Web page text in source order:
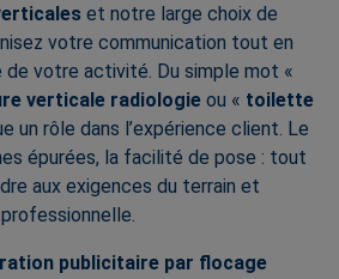
et notre large choix de
votre communication tout en
votre activité. Du simple mot «
verticale radiologie ou « toilette
un rôle dans l’expérience client. Le
épurées, la facilité de pose : tout
aux exigences du terrain et
publicitaire par flocage